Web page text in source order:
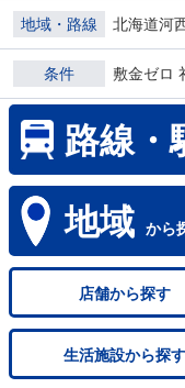
地域・路線 北海道河
条件 敷金ゼロ
路線・
地域 から
店舗から探す
生活施設から探す